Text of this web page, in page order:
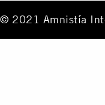
© 2021 Amnistía